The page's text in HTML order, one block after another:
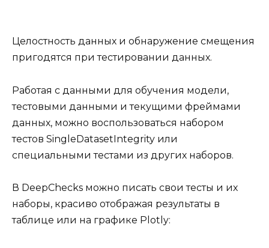
Целостность данных и обнаружение смещения
пригодятся при тестировании данных.
Работая с данными для обучения модели,
тестовыми данными и текущими фреймами
данных, можно воспользоваться набором
тестов SingleDatasetIntegrity или
специальными тестами из других наборов.
В DeepChecks можно писать свои тесты и их
наборы, красиво отображая результаты в
таблице или на графике Plotly: